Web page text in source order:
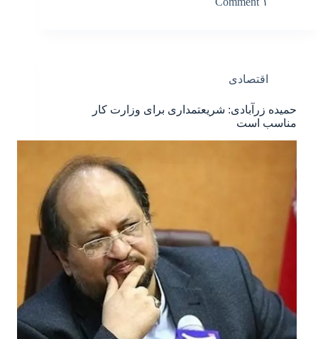
اقتصادی
حمیده زرآبادی: شریعتمداری برای وزارت کار
مناسب است